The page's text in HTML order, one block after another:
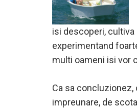
isi descoperi, cultiva
experimentand
multi oameni isi vor
Ca sa concluzionez,
impreunare, de